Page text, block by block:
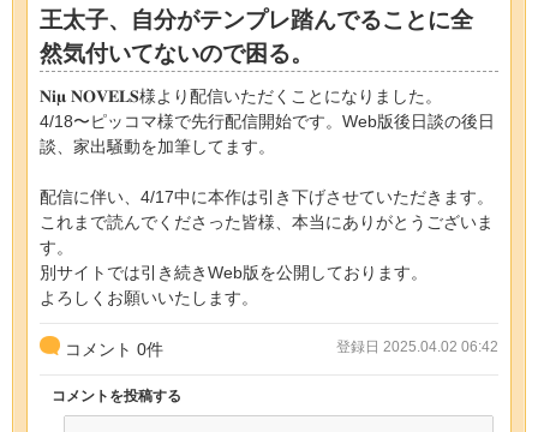
王太子、自分がテンプレ踏んでることに全
然気付いてないので困る。
𝐍𝐢𝛍 𝐍𝐎𝐕𝐄𝐋𝐒様より配信いただくことになりました。
4/18〜ピッコマ様で先行配信開始です。Web版後日談の後日
談、家出騒動を加筆してます。
配信に伴い、4/17中に本作は引き下げさせていただきます。
これまで読んでくださった皆様、本当にありがとうございま
す。
別サイトでは引き続きWeb版を公開しております。
よろしくお願いいたします。
コメント 0件 登録日 2025.04.02 06:42
コメントを投稿する